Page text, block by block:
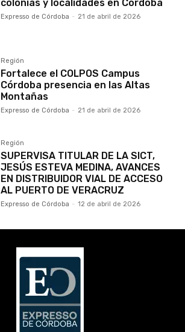
colonias y localidades en Córdoba
Expresso de Córdoba - 21 de abril de 2026
Región
Fortalece el COLPOS Campus
Córdoba presencia en las Altas
Montañas
Expresso de Córdoba - 21 de abril de 2026
Región
SUPERVISA TITULAR DE LA SICT,
JESÚS ESTEVA MEDINA, AVANCES
EN DISTRIBUIDOR VIAL DE ACCESO
AL PUERTO DE VERACRUZ
Expresso de Córdoba - 12 de abril de 2026